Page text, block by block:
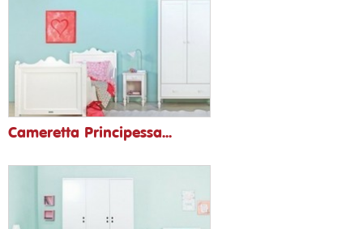
Cameretta Principessa...